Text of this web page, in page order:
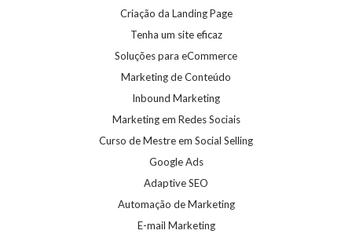
Criação da Landing Page
Tenha um site eficaz
Soluções para eCommerce
Marketing de Conteúdo
Inbound Marketing
Marketing em Redes Sociais
Curso de Mestre em Social Selling
Google Ads
Adaptive SEO
Automação de Marketing
E-mail Marketing